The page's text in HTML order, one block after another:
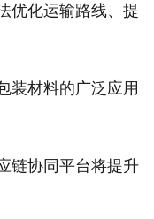
优化运输路线、提
装材料的广泛应用
链协同平台将提升